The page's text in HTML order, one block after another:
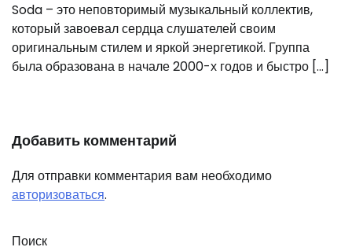
Soda – это неповторимый музыкальный коллектив,
который завоевал сердца слушателей своим
оригинальным стилем и яркой энергетикой. Группа
была образована в начале 2000-х годов и быстро […]
Добавить комментарий
Для отправки комментария вам необходимо
авторизоваться.
Поиск